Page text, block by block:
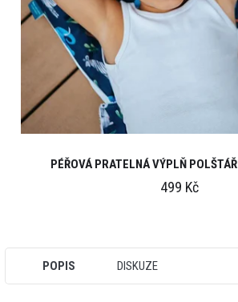
PÉŘOVÁ PRATELNÁ VÝPLŇ
499 Kč
POPIS DISKUZE